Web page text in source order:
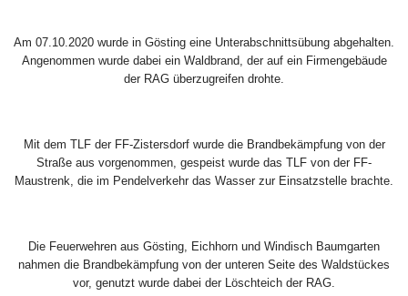
Am 07.10.2020 wurde in Gösting eine Unterabschnittsübung abgehalten.
Angenommen wurde dabei ein Waldbrand, der auf ein Firmengebäude
der RAG überzugreifen drohte.
Mit dem TLF der FF-Zistersdorf wurde die Brandbekämpfung von der
Straße aus vorgenommen, gespeist wurde das TLF von der FF-
Maustrenk, die im Pendelverkehr das Wasser zur Einsatzstelle brachte.
Die Feuerwehren aus Gösting, Eichhorn und Windisch Baumgarten
nahmen die Brandbekämpfung von der unteren Seite des Waldstückes
vor, genutzt wurde dabei der Löschteich der RAG.